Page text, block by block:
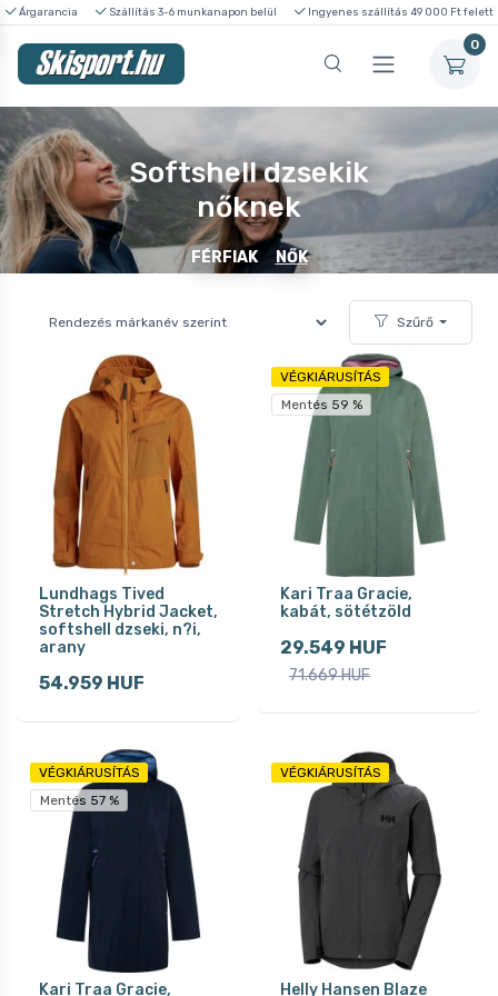
Árgarancia Szállítás 3-6 munkanapon belül Ingyenes szállítás 49 000 Ft felett
0
Softshell dzsekik
nőknek
FÉRFIAK NŐK
Szűrő
Lundhags Tived
Stretch Hybrid Jacket,
softshell dzseki, n?i,
arany
54.959 HUF
VÉGKIÁRUSÍTÁS
Mentés 59 %
Kari Traa Gracie,
kabát, sötétzöld
29.549 HUF
71.669 HUF
VÉGKIÁRUSÍTÁS
Mentés 57 %
Kari Traa Gracie,
VÉGKIÁRUSÍTÁS
Helly Hansen Blaze